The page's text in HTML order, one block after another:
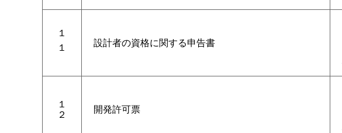
１
１
設計者の資格に関する申告書
１
２
開発許可票